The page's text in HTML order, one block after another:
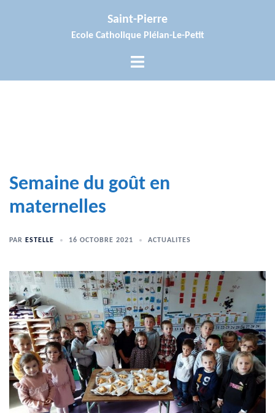
Saint-Pierre
Ecole Catholique Plélan-Le-Petit
Ouvrir/fermer
Semaine du goût en
maternelles
PAR ESTELLE 16 OCTOBRE 2021 ACTUALITES